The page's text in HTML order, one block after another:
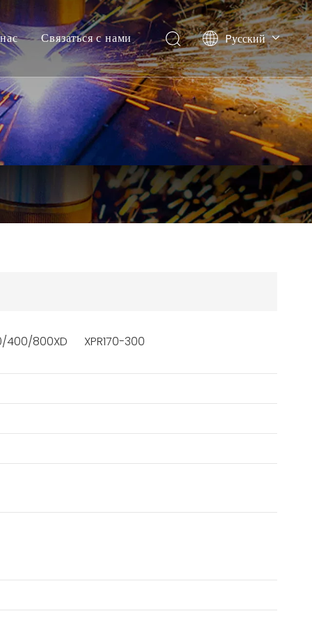
Связаться с нами Pусский
English
400/800XD
XPR170-300